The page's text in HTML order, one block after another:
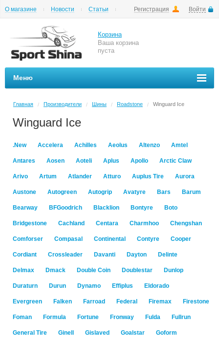
Регистрация Войти
О магазине Новости
Статьи
Корзина
Ваша корзина
пуста
Меню
Главная / Производители / Шины / Roadstone / Winguard Ice
Winguard Ice
.New Accelera Achilles Aeolus Altenzo Amtel
Antares Aosen Aoteli Aplus Apollo Arctic Claw
Arivo Artum Atlander Atturo Auplus Tire Aurora
Austone Autogreen Autogrip Avatyre Bars Barum
Bearway BFGoodrich Blacklion Bontyre Boto
Bridgestone Cachland Centara Charmhoo Chengshan
Comforser Compasal Continental Contyre Cooper
Cordiant Crossleader Davanti Dayton Delinte
Delmax Dmack Double Coin Doublestar Dunlop
Duraturn Durun Dynamo Effiplus Eldorado
Evergreen Falken Farroad Federal Firemax Firestone
Foman Formula Fortune Fronway Fulda Fullrun
General Tire Ginell Gislaved Goalstar Goform